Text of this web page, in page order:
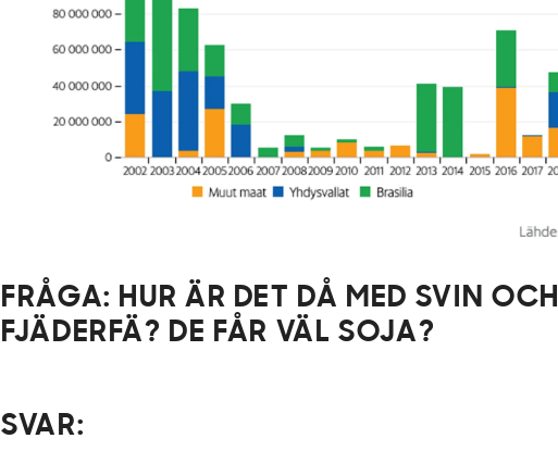
FRÅGA: HUR ÄR DET DÅ MED SVIN OCH
FJÄDERFÄ? DE FÅR VÄL SOJA?
SVAR: